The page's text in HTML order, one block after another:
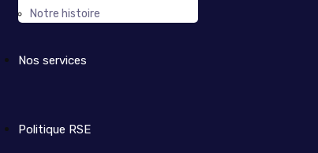
Notre histoire
Nos services
Politique RSE